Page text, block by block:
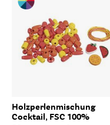
Holzperlenmischung
Cocktail, FSC 100%